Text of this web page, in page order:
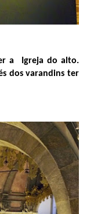
a Igreja do alto.
dos varandins ter